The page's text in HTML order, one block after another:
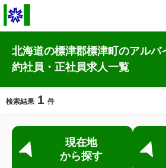
北海道の標津郡標津町のアルバ
約社員・正社員求人一覧
検索結果 1 件
現在地
から探す